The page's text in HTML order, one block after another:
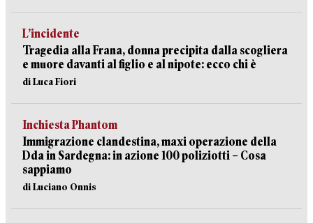
L’incidente
Tragedia alla Frana, donna precipita dalla scogliera
e muore davanti al figlio e al nipote: ecco chi è
di Luca Fiori
Inchiesta Phantom
Immigrazione clandestina, maxi operazione della
Dda in Sardegna: in azione 100 poliziotti – Cosa
sappiamo
di Luciano Onnis